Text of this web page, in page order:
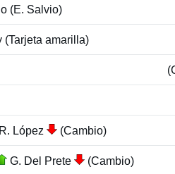
(E. Salvio)
(Tarjeta amarilla)
R. López (Cambio)
G. Del Prete (Cambio)